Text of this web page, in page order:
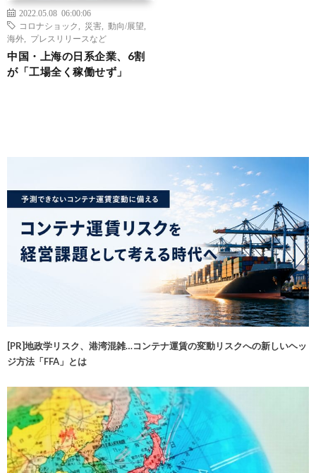
2022.05.08 06:00:06
コロナショック
災害 動向/展望
海外
プレスリリースなど
中国・上海の日系企業、6割
が「工場全く稼働せず」
[PR]地政学リスク、港湾混雑…コンテナ運賃の変動リスクへの新しいヘッ
ジ方法「FFA」とは